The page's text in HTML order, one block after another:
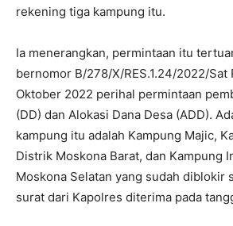
rekening tiga kampung itu.
Ia menerangkan, permintaan itu
bernomor B/278/X/RES.1.24/2022/Sat
Oktober 2022 perihal permintaan
(DD) dan Alokasi Dana Desa (ADD).
kampung itu adalah Kampung Majic,
Distrik Moskona Barat, dan Kampung
Moskona Selatan yang sudah diblokir
surat dari Kapolres diterima pada